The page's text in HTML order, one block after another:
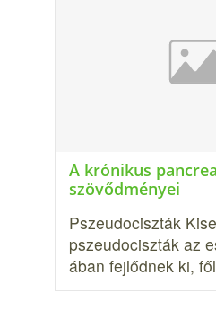
A krónikus
szövődményei
Pszeudociszták
pszeudociszták az
ában fejlődnek ki,